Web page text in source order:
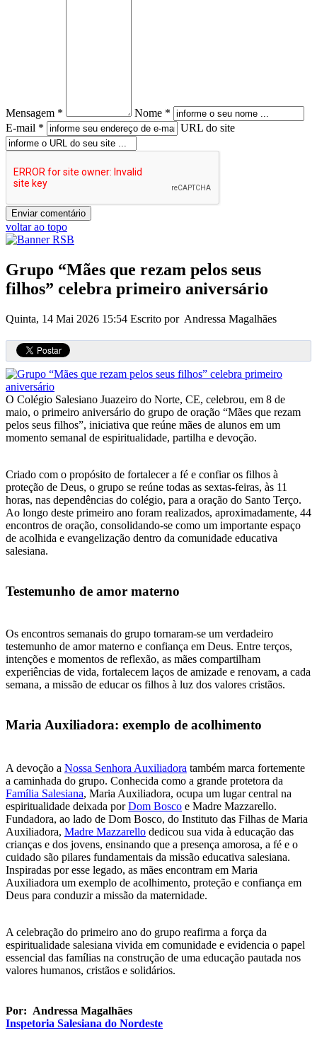
Mensagem *
Nome *
E-mail *
URL do site
voltar ao topo
Grupo “Mães que rezam pelos seus
filhos” celebra primeiro aniversário
Quinta, 14 Mai 2026 15:54 Escrito por Andressa Magalhães
O Colégio Salesiano Juazeiro do Norte, CE, celebrou, em 8 de
maio, o primeiro aniversário do grupo de oração “Mães que rezam
pelos seus filhos”, iniciativa que reúne mães de alunos em um
momento semanal de espiritualidade, partilha e devoção.
Criado com o propósito de fortalecer a fé e confiar os filhos à
proteção de Deus, o grupo se reúne todas as sextas-feiras, às 11
horas, nas dependências do colégio, para a oração do Santo Terço.
Ao longo deste primeiro ano foram realizados, aproximadamente, 44
encontros de oração, consolidando-se como um importante espaço
de acolhida e evangelização dentro da comunidade educativa
salesiana.
Testemunho de amor materno
Os encontros semanais do grupo tornaram-se um verdadeiro
testemunho de amor materno e confiança em Deus. Entre terços,
intenções e momentos de reflexão, as mães compartilham
experiências de vida, fortalecem laços de amizade e renovam, a cada
semana, a missão de educar os filhos à luz dos valores cristãos.
Maria Auxiliadora: exemplo de acolhimento
A devoção a Nossa Senhora Auxiliadora também marca fortemente
a caminhada do grupo. Conhecida como a grande protetora da
Família Salesiana, Maria Auxiliadora, ocupa um lugar central na
espiritualidade deixada porDom Bosco e Madre Mazzarello.
Fundadora, ao lado de Dom Bosco, do Instituto das Filhas de Maria
Auxiliadora, Madre Mazzarello dedicou sua vida à educação das
crianças e dos jovens, ensinando que a presença amorosa, a fé e o
cuidado são pilares fundamentais da missão educativa salesiana.
Inspiradas por esse legado, as mães encontram em Maria
Auxiliadora um exemplo de acolhimento, proteção e confiança em
Deus para conduzir a missão da maternidade.
A celebração do primeiro ano do grupo reafirma a força da
espiritualidade salesiana vivida em comunidade e evidencia o papel
essencial das famílias na construção de uma educação pautada nos
valores humanos, cristãos e solidários.
Por: Andressa Magalhães
Inspetoria Salesiana do Nordeste